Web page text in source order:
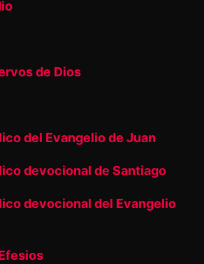
de Dios
del Evangelio de Juan
devocional de Santiago
devocional del Evangelio